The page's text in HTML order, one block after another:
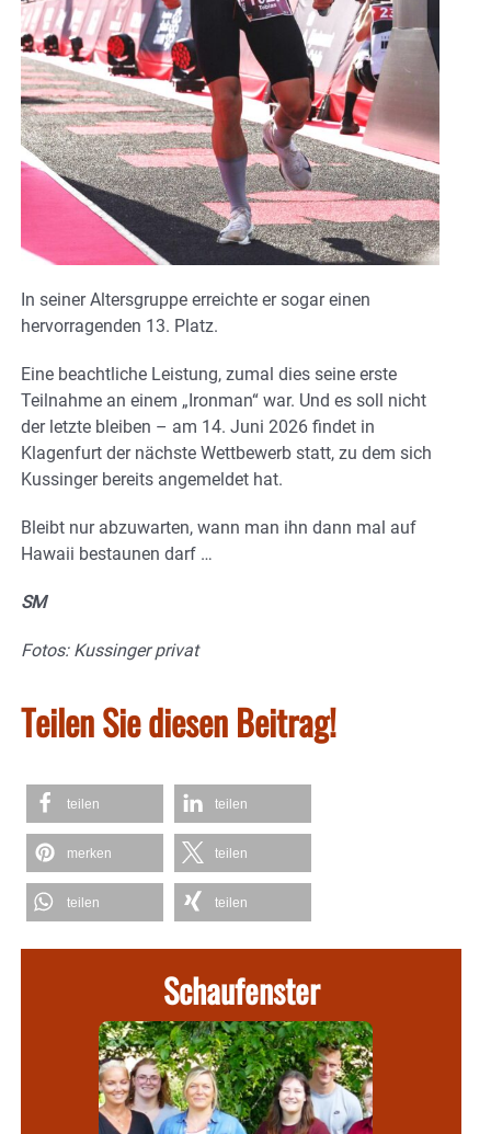
In seiner Altersgruppe erreichte er sogar einen
hervorragenden 13. Platz.
Eine beachtliche Leistung, zumal dies seine erste
Teilnahme an einem „Ironman“ war. Und es soll nicht
der letzte bleiben – am 14. Juni 2026 findet in
Klagenfurt der nächste Wettbewerb statt, zu dem sich
Kussinger bereits angemeldet hat.
Bleibt nur abzuwarten, wann man ihn dann mal auf
Hawaii bestaunen darf …
SM
Fotos: Kussinger privat
Teilen Sie diesen Beitrag!
teilen teilen
merken teilen
teilen teilen
Schaufenster